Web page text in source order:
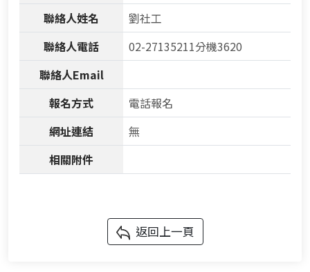
聯絡人姓名
劉社工
聯絡人電話
02-27135211分機3620
聯絡人Email
報名方式
電話報名
網址連結
無
相關附件
返回上一頁